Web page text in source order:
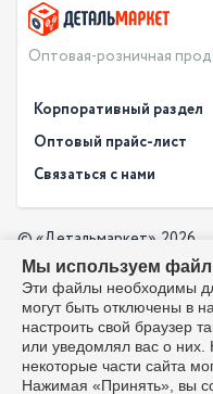
Оптовая-розничная
Корпоративный раздел
Новости
О компании
Доставка
Оптовый прайс-лист
Оплата
Производители
Политика в отношении
Оптовый прайс-лист
Связаться с нами
info@detalmarket.ru
© «Детальмаркет», 2026
Разработка:
Все упоминания
используются
товаров и соответствуют
Гражданского кодекса
Мы используем
Эти файлы необходимы
могут быть отключены в
настроить свой браузер
или уведомлял вас о них.
некоторые части сайта
Нажимая «Принять», вы